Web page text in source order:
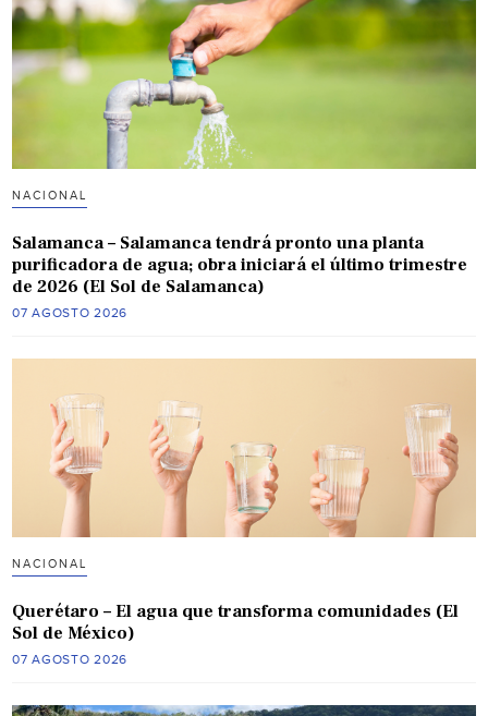
NACIONAL
Salamanca – Salamanca tendrá pronto una planta
purificadora de agua; obra iniciará el último trimestre
de 2026 (El Sol de Salamanca)
07 AGOSTO 2026
NACIONAL
Querétaro – El agua que transforma comunidades (El
Sol de México)
07 AGOSTO 2026